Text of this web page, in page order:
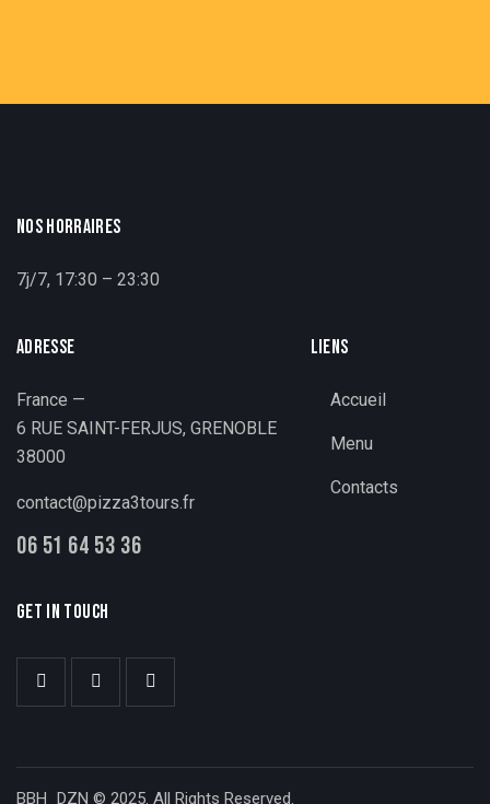
NOS HORRAIRES
7j/7, 17:30 – 23:30
ADRESSE
France —
6 RUE SAINT-FERJUS, GRENOBLE
38000
contact@pizza3tours.fr
06 51 64 53 36
LIENS
Accueil
Menu
Contacts
GET IN TOUCH
BBH_DZN © 2025. All Rights Reserved.